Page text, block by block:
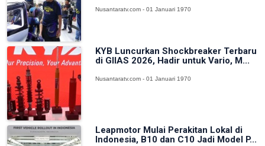
Nusantaratv.com - 01 Januari 1970
KYB Luncurkan Shockbreaker Terbaru
di GIIAS 2026, Hadir untuk Vario, M...
Nusantaratv.com - 01 Januari 1970
Leapmotor Mulai Perakitan Lokal di
Indonesia, B10 dan C10 Jadi Model P...